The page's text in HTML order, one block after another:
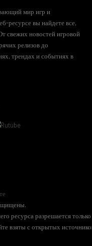
мир игр и
ресурсе вы найдете все,
свежих новостей игровой
релизов до
трендах и событиях в
ресурса разрешается
взяты с открытых